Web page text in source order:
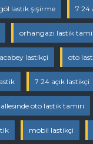
lastik şişirme 7 24
orhangazi lastik
lastikçi oto
7 24 açık lastikçi
oto lastik tamiri
mobil lastikçi